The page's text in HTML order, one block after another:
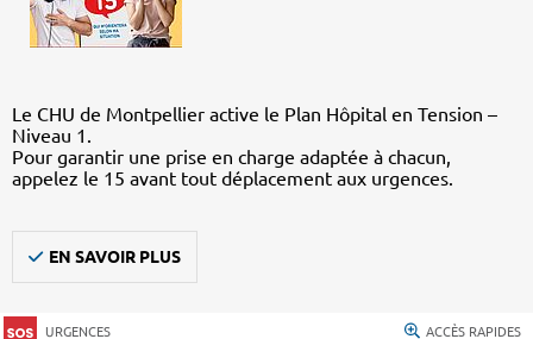
Le CHU de Montpellier active le Plan Hôpital en Tension –
Niveau 1.
Pour garantir une prise en charge adaptée à chacun,
appelez le 15 avant tout déplacement aux urgences.
EN SAVOIR PLUS
URGENCES ACCÈS RAPIDES